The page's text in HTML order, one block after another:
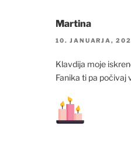
Martina
10. JANUARJA,
Klavdija moje
Fanika ti pa počivaj